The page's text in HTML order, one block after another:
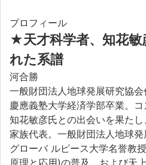
プロフィール
★天才科学者、知花敏
れた系譜
河合勝
一般財団法人地球発展研究協
慶應義塾大学経済学部卒業。
知花敏彦氏との出会いを果た
家族代表。一般財団法人地球
グローバ ルピース大学名誉教
原理と応用)の普及、および天